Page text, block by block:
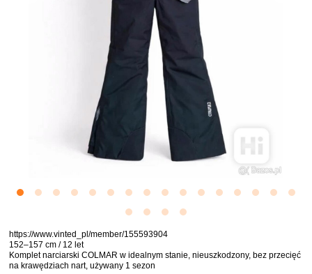
https://www.vinted_pl/member/155593904
152–157 cm / 12 let
Komplet narciarski COLMAR w idealnym stanie, nieuszkodzony, bez przecięć
na krawędziach nart, używany 1 sezon